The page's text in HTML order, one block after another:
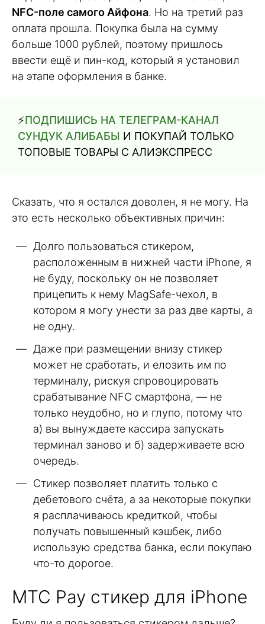
NFC-поле самого Айфона. Но на третий раз
оплата прошла. Покупка была на сумму
больше 1000 рублей, поэтому пришлось
ввести ещё и пин-код, который я установил
на этапе оформления в банке.
⚡️ПОДПИШИСЬ НА ТЕЛЕГРАМ-КАНАЛ
СУНДУК АЛИБАБЫ И ПОКУПАЙ ТОЛЬКО
ТОПОВЫЕ ТОВАРЫ С АЛИЭКСПРЕСС
Сказать, что я остался доволен, я не могу. На
это есть несколько объективных причин:
Долго пользоваться стикером,
расположенным в нижней части iPhone, я
не буду, поскольку он не позволяет
прицепить к нему MagSafe-чехол, в
котором я могу унести за раз две карты, а
не одну.
Даже при размещении внизу стикер
может не сработать, и елозить им по
терминалу, рискуя спровоцировать
срабатывание NFC смартфона, — не
только неудобно, но и глупо, потому что
а) вы вынуждаете кассира запускать
терминал заново и б) задерживаете всю
очередь.
Стикер позволяет платить только с
дебетового счёта, а за некоторые покупки
я расплачиваюсь кредиткой, чтобы
получать повышенный кэшбек, либо
использую средства банка, если покупаю
что-то дорогое.
МТС Pay стикер для iPhone